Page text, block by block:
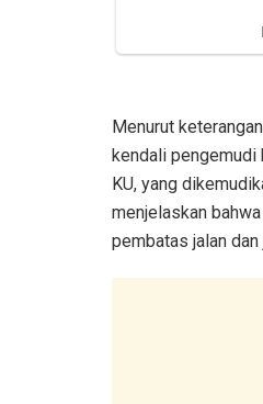
Menurut
kendali pengemudi
KU, yang
menjelaskan
pembatas jalan